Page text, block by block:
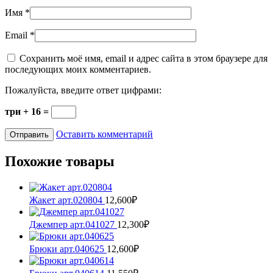
Имя *
Email *
Сохранить моё имя, email и адрес сайта в этом браузере для
последующих моих комментариев.
Пожалуйста, введите ответ цифрами:
три + 16 =
Оставить комментарий
Похожие товары
Жакет арт.020804 12,600₽
Этот
товар
имеет
несколько
вариаций.
Опции
Джемпер арт.041027 12,300₽
Этот
товар
имеет
несколько
Брюки арт.040625 12,600₽
Этот